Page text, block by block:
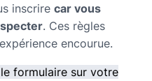
inscrire car vous
. Ces règles
encourue.
formulaire sur votre